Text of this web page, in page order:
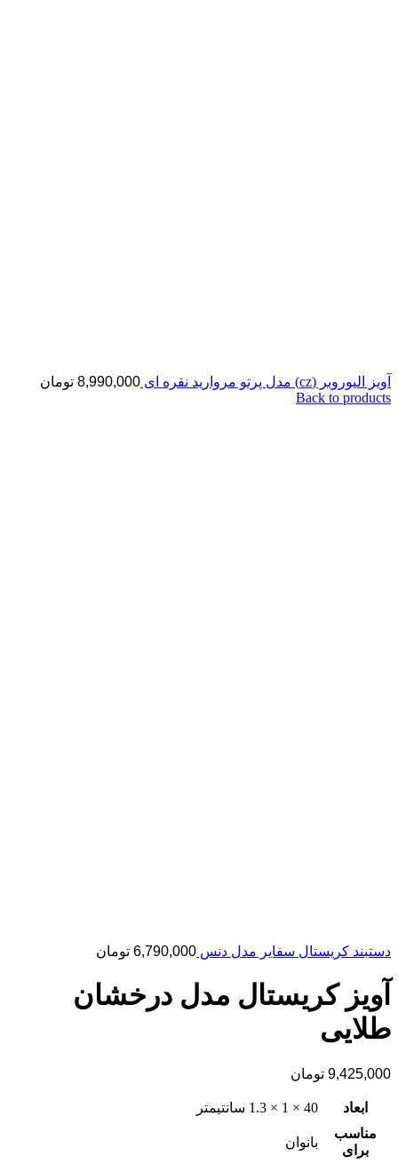
آویز الیوروبر (cz) مدل پرتو مروارید نقره ای 8,990,000 تومان
Back to products
دستبند کریستال سفایر مدل دنس 6,790,000 تومان
آویز کریستال مدل درخشان
طلایی
9,425,000 تومان
ابعاد
40 × 1 × 1.3 سانتیمتر
مناسب
برای
بانوان